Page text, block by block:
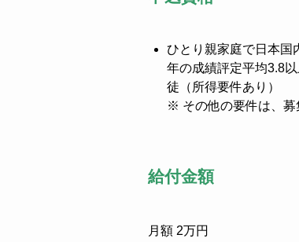
ひとり親家庭で日本国
年の成績評定平均3.8
徒（所得要件あり）
※ その他の要件は、募
給付金額
月額 2万円